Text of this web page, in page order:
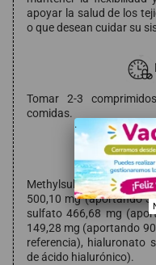
apoyar la salud de los
o que desean cuidar su
Tomar 2-3
comidas.
500,10 mg (aportando
sulfato 466,68 mg
149,28 mg (aportando
referencia), hialuronato
de ácido hialurónico).
.